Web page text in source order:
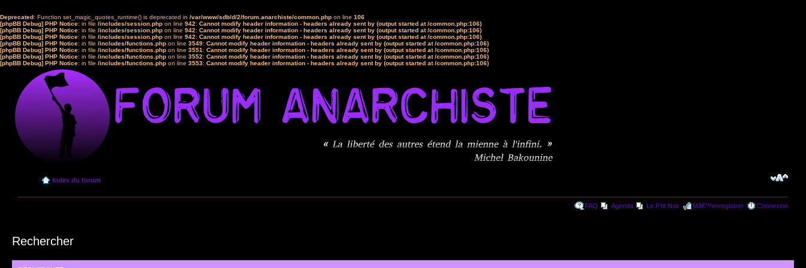
Deprecated: Function set_magic_quotes_runtime() is deprecated in /var/www/sdb/d/2/forum.anarchiste/common.php on line 106
[phpBB Debug] PHP Notice: in file /includes/session.php on line 942: Cannot modify header information - headers already sent by (output started at /common.php:106)
[phpBB Debug] PHP Notice: in file /includes/session.php on line 942: Cannot modify header information - headers already sent by (output started at /common.php:106)
[phpBB Debug] PHP Notice: in file /includes/session.php on line 942: Cannot modify header information - headers already sent by (output started at /common.php:106)
[phpBB Debug] PHP Notice: in file /includes/functions.php on line 3549: Cannot modify header information - headers already sent by (output started at /common.php:106)
[phpBB Debug] PHP Notice: in file /includes/functions.php on line 3551: Cannot modify header information - headers already sent by (output started at /common.php:106)
[phpBB Debug] PHP Notice: in file /includes/functions.php on line 3552: Cannot modify header information - headers already sent by (output started at /common.php:106)
[phpBB Debug] PHP Notice: in file /includes/functions.php on line 3553: Cannot modify header information - headers already sent by (output started at /common.php:106)
Index du forum
FAQ Agenda Le P'tit Noir Mâ€™enregistrer Connexion
Rechercher